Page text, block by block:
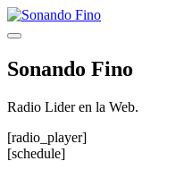
Saltar
al
Menú
Sonando Fino
Radio Lider en la Web.
[radio_player]
[schedule]